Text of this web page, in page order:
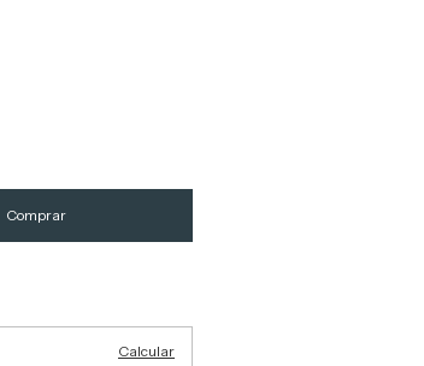
Calcular